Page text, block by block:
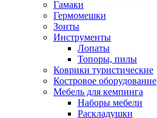
Гамаки
Гермомешки
Зонты
Инструменты
Лопаты
Топоры, пилы
Коврики туристические
Костровое оборудование
Мебель для кемпинга
Наборы мебели
Раскладушки